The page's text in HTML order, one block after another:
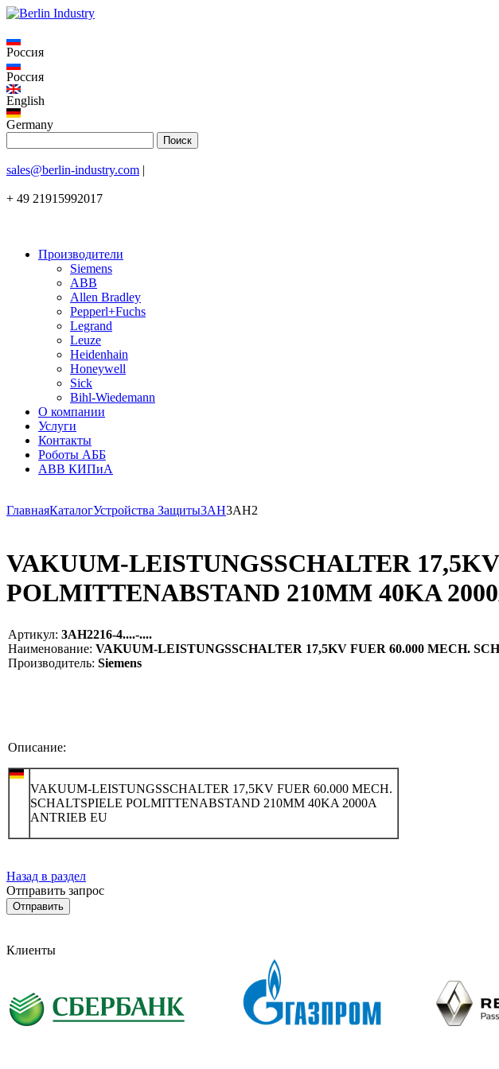
Россия
Россия
English
Germany
sales@berlin-industry.com |
+ 49 21915992017
Производители
Siemens
ABB
Allen Bradley
Pepperl+Fuchs
Legrand
Leuze
Heidenhain
Honeywell
Sick
Bihl-Wiedemann
О компании
Услуги
Контакты
Роботы АББ
ABB КИПиА
ГлавнаяКаталогУстройства Защиты3AH3AH2
VAKUUM-LEISTUNGSSCHALTER
POLMITTENABSTAND 210MM 40KA
Артикул: 3AH2216-4....-....
Наименование: VAKUUM-LEISTUNGSSCHALTER 17,5KV FUER 60.000 MECH.
Производитель: Siemens
Описание:
VAKUUM-LEISTUNGSSCHALTER 17,5KV FUER 60.000 MECH.
SCHALTSPIELE POLMITTENABSTAND 210MM 40KA 2000A
ANTRIEB EU
Назад в раздел
Отправить запрос
Клиенты